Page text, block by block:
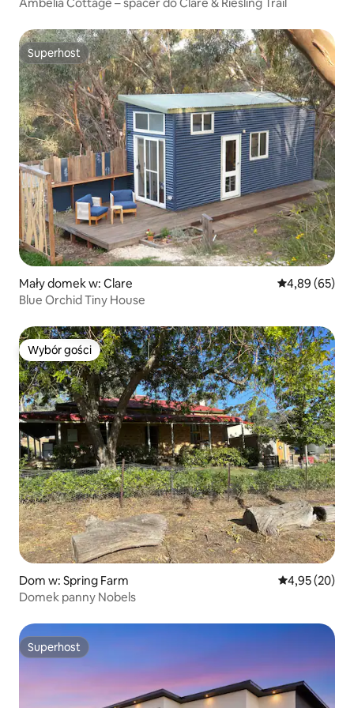
Superhost
Superhost
Mały domek w: Clare Średnia
4,89 (65)
Blue Orchid Tiny House
Wybór gości
Wybór gości
Dom w: Spring Farm Średnia
4,95 (20)
Domek panny Nobels
Superhost
Superhost